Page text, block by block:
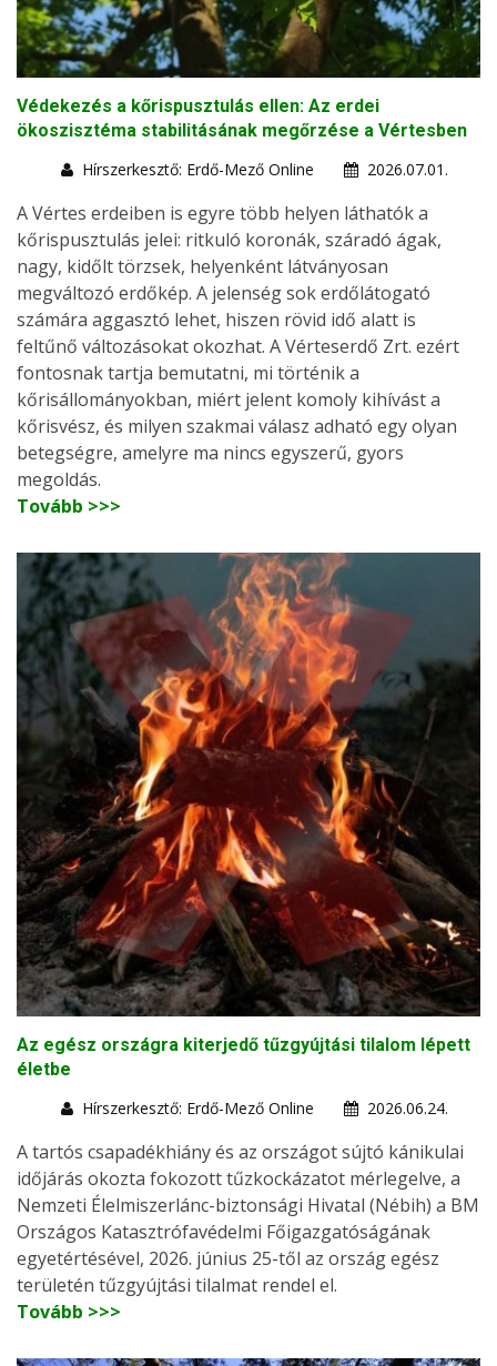
Védekezés a kőrispusztulás ellen: Az erdei
ökoszisztéma stabilitásának megőrzése a Vértesben
Hírszerkesztő: Erdő-Mező Online
2026.07.01.
A Vértes erdeiben is egyre több helyen láthatók a
kőrispusztulás jelei: ritkuló koronák, száradó ágak,
nagy, kidőlt törzsek, helyenként látványosan
megváltozó erdőkép. A jelenség sok erdőlátogató
számára aggasztó lehet, hiszen rövid idő alatt is
feltűnő változásokat okozhat. A Vérteserdő Zrt. ezért
fontosnak tartja bemutatni, mi történik a
kőrisállományokban, miért jelent komoly kihívást a
kőrisvész, és milyen szakmai válasz adható egy olyan
betegségre, amelyre ma nincs egyszerű, gyors
megoldás.
Tovább >>>
Az egész országra kiterjedő tűzgyújtási tilalom lépett
életbe
Hírszerkesztő: Erdő-Mező Online
2026.06.24.
A tartós csapadékhiány és az országot sújtó kánikulai
időjárás okozta fokozott tűzkockázatot mérlegelve, a
Nemzeti Élelmiszerlánc-biztonsági Hivatal (Nébih) a BM
Országos Katasztrófavédelmi Főigazgatóságának
egyetértésével, 2026. június 25-től az ország egész
területén tűzgyújtási tilalmat rendel el.
Tovább >>>